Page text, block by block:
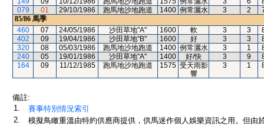
079
01 29/10/1986 跑馬地沙地跑道 1400 例常灑水 3 2
85/86 馬季
460
07 24/05/1986 沙田草地"A" 1600 軟 3 3
402
09 19/04/1986 沙田草地"B" 1600 好 3 3
320
08 05/03/1986 跑馬地沙地跑道 1400 例常灑水 3 1
240
05 19/01/1986 沙田草地"A" 1400 好/快 3 9
164
09 11/12/1985 跑馬地沙地跑道 1575 受天雨影
響
3 1
備註:
1.
賽事特別情況索引
2.
模擬鳥瞰重溫由特約供應商提供，供馬迷作個人娛樂資訊之用。但